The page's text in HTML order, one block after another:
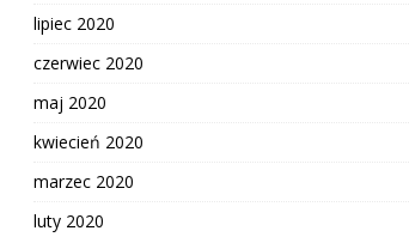
lipiec 2020
czerwiec 2020
maj 2020
kwiecień 2020
marzec 2020
luty 2020